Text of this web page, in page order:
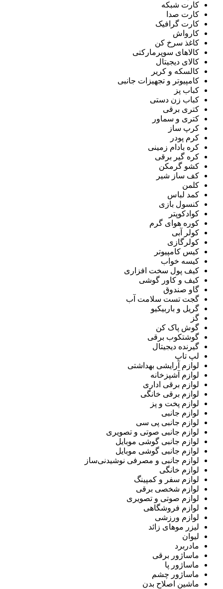
کارت شبکه
کارت صدا
کارت گرافیک
کارواش
کاغذ سرخ کن
کالاهای سوپرمارکتی
کالای دیجیتال
کالسکه و کریر
کامپیوتر و تجهیزات جانبی
کباب پز
کباب زن دستی
کتری برقی
کتری و سماور
کرپ ساز
کرم پودر
کره بادام زمینی
کره گیر برقی
کشو گرمکن
کف ساز شیر
کلمن
کمد لباس
کنسول بازی
کوادکوپتر
کوره هوای گرم
کولر آبی
کولرگازی
کیس کامپیوتر
کیسه خواب
کیف پول سخت افزاری
کیف و کاور گوشی
گاو صندوق
گجت تست سلامت آب
گریل و باربیکیو
گز
گوش پاک کن
گوشتکوب برقی
گیرنده دیجیتال
لپ تاپ
لوازم آرایشی بهداشتی
لوازم آشپزخانه
لوازم برقی اداری
لوازم برقی خانگی
لوازم پخت و پز
لوازم جانبی
لوازم جانبی پی سی
لوازم جانبی صوتی و تصویری
لوازم جانبی گوشی موبایل
لوازم جانبی گوشی موبایل
لوازم جانبی و مصرفی نوشیدنی‌ساز
لوازم خانگی
لوازم سفر و کمپینگ
لوازم شخصی برقی
لوازم صوتی و تصویری
لوازم فروشگاهی
لوازم ورزشی
لیزر موهای زائد
لیوان
مادربرد
ماساژور برقی
ماساژور پا
ماساژور چشم
ماشین اصلاح بدن